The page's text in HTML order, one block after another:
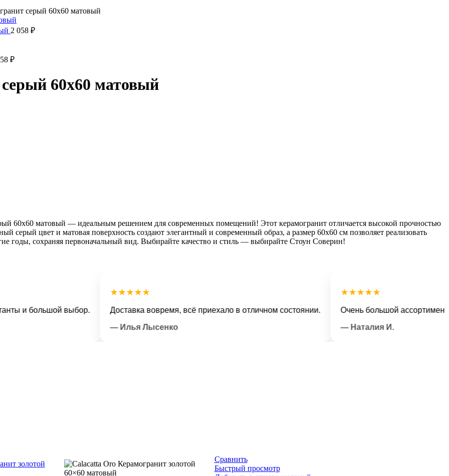
серый 60х60 матовый
2 058 ₽
₽
60х60 матовый
60х60 матовый — идеальным решением для современных помещений! Этот керамогранит отличается высокой прочностью
серый цвет и матовая поверхность создают элегантный и современный образ, а размер 60х60 см позволяет реализовать
годы, сохраняя первоначальный вид. Выбирайте качество и стиль — выбирайте Стоун Соверин!
и большой выбор.
★★★★★
Доставка вовремя, всё приехало в отличном состоянии.
— Илья Лысенко
★★★★★
Очень большой ассортимент и
— Наталия И.
Сравнить
Быстрый просмотр